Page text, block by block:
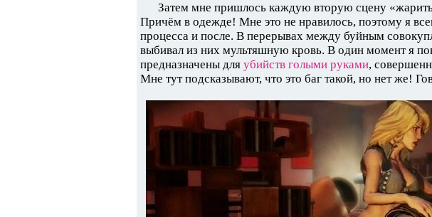
Затем мне пришлось каждую вторую сцену
Причём в одежде! Мне это не нравилось, поэтому я
процесса и после. В перерывах между буйным
выбивал из них мультяшную кровь. В один момент я
предназначены для убийств голыми руками,
Мне тут подсказывают, что это баг такой, но нет же!